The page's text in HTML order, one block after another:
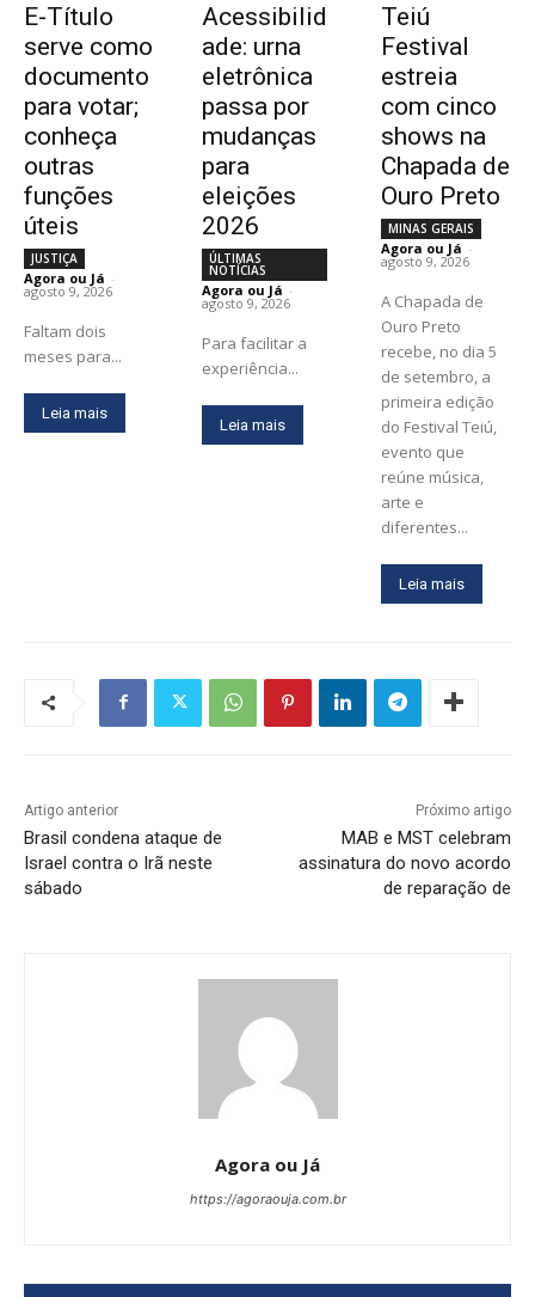
E-Título
serve como
documento
para votar;
conheça
outras
funções
úteis
JUSTIÇA
Agora ou Já -
agosto 9, 2026
Faltam dois
meses para...
Leia mais
Acessibilid
ade: urna
eletrônica
passa por
mudanças
para
eleições
2026
ÚLTIMAS
NOTÍCIAS
Agora ou Já -
agosto 9, 2026
Para facilitar a
experiência...
Leia mais
Teiú
Festival
estreia
com cinco
shows na
Chapada de
Ouro Preto
MINAS GERAIS
Agora ou Já -
agosto 9, 2026
A Chapada de
Ouro Preto
recebe, no dia 5
de setembro, a
primeira edição
do Festival Teiú,
evento que
reúne música,
arte e
diferentes...
Leia mais
Artigo anterior
Brasil condena ataque de
Israel contra o Irã neste
sábado
Próximo artigo
MAB e MST celebram
assinatura do novo acordo
de reparação de
Agora ou Já
https://agoraouja.com.br